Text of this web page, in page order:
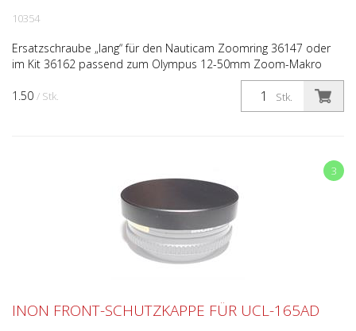
1.50 / Stk. Stk.
10354
Ersatzschraube „lang“ für den Nauticam Zoomring 36147 oder
im Kit 36162 passend zum Olympus 12-50mm Zoom-Makro
Objektiv. Achtung: Diese Schraube passt nur an der Klammer,...
3
INON FRONT-SCHUTZKAPPE FÜR UCL-165AD